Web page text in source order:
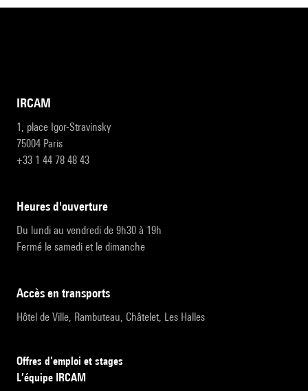
IRCAM
1, place Igor-Stravinsky
75004 Paris
+33 1 44 78 48 43
heures d'ouverture
Du lundi au vendredi de 9h30 à 19h
Fermé le samedi et le dimanche
accès en transports
Hôtel de Ville, Rambuteau, Châtelet, Les Halles
Offres d’emploi et stages
L’équipe IRCAM